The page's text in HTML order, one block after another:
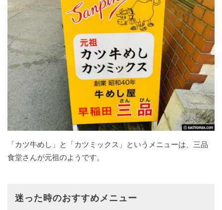
「カツ牛めし」と「カツミックス」というメニューは、三品
食堂さんが元祖のようです。
迷った時のおすすめメニュー